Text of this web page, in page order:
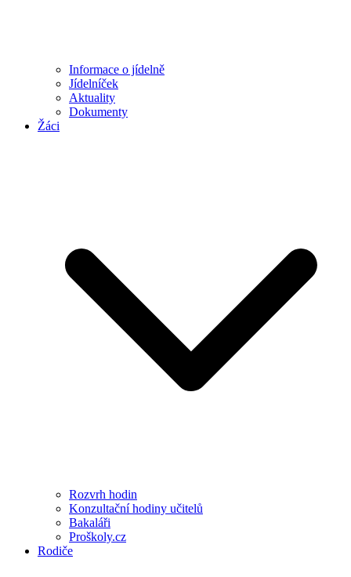
Informace o jídelně
Jídelníček
Aktuality
Dokumenty
Žáci
Rozvrh hodin
Konzultační hodiny učitelů
Bakaláři
Proškoly.cz
Rodiče